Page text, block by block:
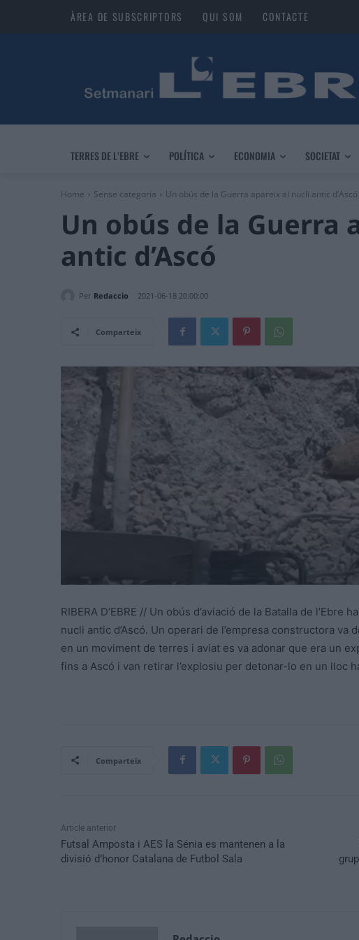
ÀREA DE SUBSCRIPTORS QUI SOM CONTACTE
TERRES DE L’EBRE POLÍTICA ECONOMIA SOCIETAT
Home Sense categoria Un obús de la Guerra apareix al nucli antic d’Ascó
Un obús de la Guerra
antic d’Ascó
Per Redaccio 2021-06-18 20:00:00
Comparteix
RIBERA D’EBRE // Un obús d’aviació de la Batalla de
nucli antic d’Ascó. Un operari de l’empresa constructora va
en un moviment de terres i aviat es va adonar que era un
fins a Ascó i van retirar l’explosiu per detonar-lo en un lloc
Comparteix
Article anterior
Futsal Amposta i AES la Sénia es mantenen a la
divisió d’honor Catalana de Futbol Sala